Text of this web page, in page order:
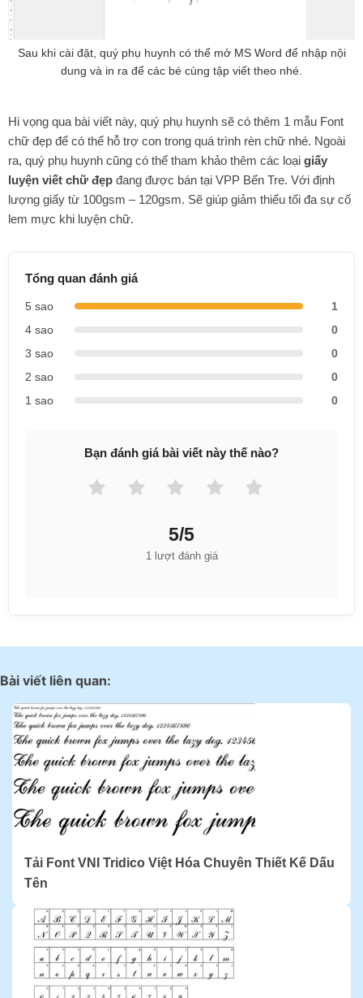
Sau khi cài đặt, quý phụ huynh có thể mở MS Word để nhập nội
dung và in ra để các bé cùng tập viết theo nhé.
Hi vọng qua bài viết này, quý phụ huynh sẽ có thêm 1 mẫu Font
chữ đẹp để có thể hỗ trợ con trong quá trình rèn chữ nhé. Ngoài
ra, quý phụ huynh cũng có thể tham khảo thêm các loại giấy
luyện viết chữ đẹp đang được bán tại VPP Bến Tre. Với định
lượng giấy từ 100gsm – 120gsm. Sẽ giúp giảm thiểu tối đa sự cố
lem mực khi luyện chữ.
Tổng quan đánh giá
5 sao
1
4 sao
0
3 sao
0
2 sao
0
1 sao
0
Bạn đánh giá bài viết này thế nào?
5/5
1 lượt đánh giá
Bài viết liên quan:
Tải Font VNI Tridico Việt Hóa Chuyên Thiết Kế Dấu
Tên